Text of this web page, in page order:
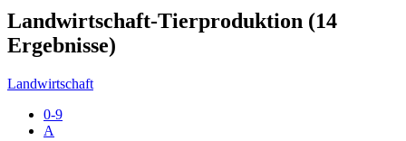
Landwirtschaft-Tierproduktion (14
Ergebnisse)
Landwirtschaft
0-9
A